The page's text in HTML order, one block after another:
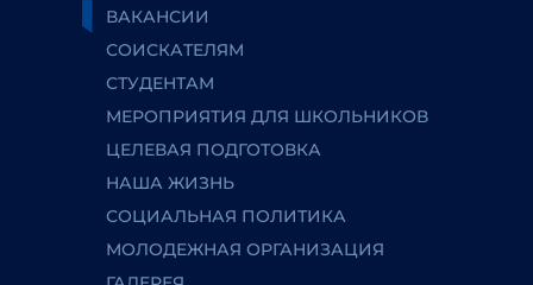
ВАКАНСИИ
СОИСКАТЕЛЯМ
СТУДЕНТАМ
МЕРОПРИЯТИЯ ДЛЯ ШКОЛЬНИКОВ
ЦЕЛЕВАЯ ПОДГОТОВКА
НАША ЖИЗНЬ
СОЦИАЛЬНАЯ ПОЛИТИКА
МОЛОДЕЖНАЯ ОРГАНИЗАЦИЯ